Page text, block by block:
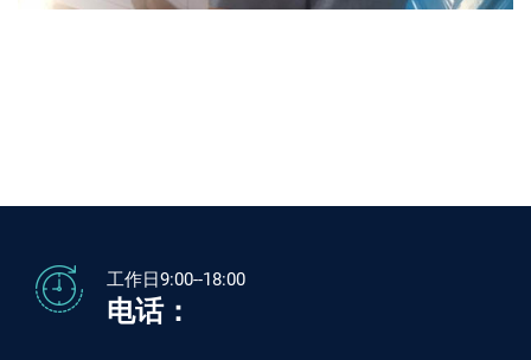
工作日9:00--18:00
电话：